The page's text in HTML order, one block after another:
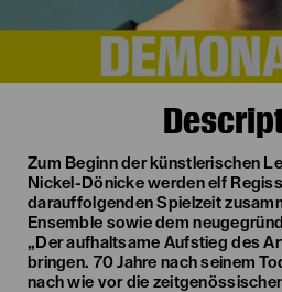
Zum Beginn der künstlerischen
Nickel-Dönicke werden elf
darauffolgenden Spielzeit
Ensemble sowie dem
„Der aufhaltsame Aufstieg des
bringen. 70 Jahre nach seinem
nach wie vor die